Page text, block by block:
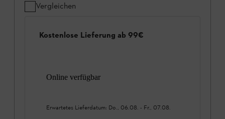
Vergleichen
Kostenlose Lieferung ab 99€
Online verfügbar
Erwartetes Lieferdatum: Do., 06.08. - Fr., 07.08.